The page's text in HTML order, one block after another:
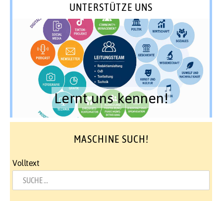
UNTERSTÜTZE UNS
Lernt uns kennen!
MASCHINE SUCH!
Volltext